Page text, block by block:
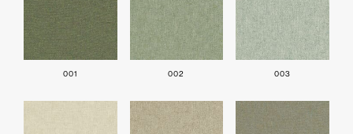
001 002 003